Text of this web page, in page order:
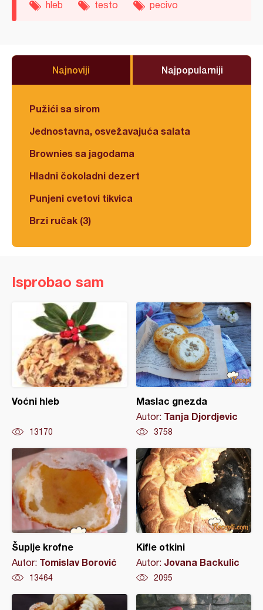
hleb testo pecivo
Najnoviji Najpopularniji
Pužići sa sirom
Jednostavna, osvežavajuća salata
Brownies sa jagodama
Hladni čokoladni dezert
Punjeni cvetovi tikvica
Brzi ručak (3)
Isprobao sam
Voćni hleb
13170
Maslac gnezda
Autor: Tanja Djordjevic
3758
Šuplje krofne
Autor: Tomislav Borović
13464
Kifle otkini
Autor: Jovana Backulic
2095